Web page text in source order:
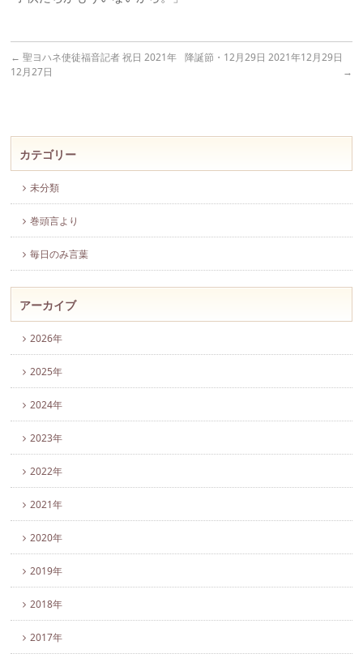
← 聖ヨハネ使徒福音記者 祝日 2021年
12月27日
降誕節・12月29日 2021年12月29日
→
カテゴリー
未分類
巻頭言より
毎日のみ言葉
アーカイブ
2026年
2025年
2024年
2023年
2022年
2021年
2020年
2019年
2018年
2017年